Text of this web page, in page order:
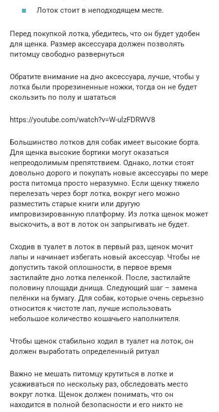
Лоток стоит в неподходящем месте.
Перед покупкой лотка, убедитесь, что он будет удобен
для щенка. Размер аксессуара должен позволять
питомцу свободно развернуться
Обратите внимание на дно аксессуара, лучше, чтобы у
лотка были прорезиненные ножки, тогда он не будет
скользить по полу и шататься
https://youtube.com/watch?v=W-ulzFDRWV8
Большинство лотков для собак имеет высокие борта.
Для щенка высокие бортики могут оказаться
непреодолимым препятствием. Однако, лотки стоят
довольно дорого и покупать новые аксессуары по мере
роста питомца просто неразумно. Если щенку тяжело
перелезать через борт лотка, вокруг него можно
разместить старые книги или другую
импровизированную платформу. Из лотка щенок может
выскочить, а вот в лоток он запрыгивать не будет.
Сходив в туалет в лоток в первый раз, щенок мочит
лапы и начинает избегать новый аксессуар. Чтобы не
допустить такой оплошности, в первое время
застилайте дно лотка пеленкой. После, застилайте
половину площади днища. Следующий шаг – замена
пелёнки на бумагу. Для собак, которые очень серьезно
относится к чистоте лап, лучше использовать
небольшое количество кошачьего наполнителя.
Чтобы щенок стабильно ходил в туалет на лоток, он
должен выработать определенный ритуал
Важно не мешать питомцу крутиться в лотке и
усаживаться по нескольку раз, обследовать место
вокруг лотка. Щенок должен понимать, что он
находится в полной безопасности и его никто не